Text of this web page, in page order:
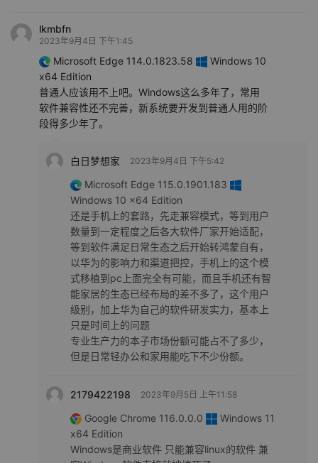
lkmbfn
2023年9月4日 下午1:45
Microsoft Edge 114.0.1823.58
Windows 10
x64 Edition
普通人应该用不上吧。Windows这么多年了，常用
软件兼容性还不完善，新系统要开发到普通人用的阶
段得多少年了。
白日梦想家 2023年9月4日 下午5:42
Microsoft Edge 115.0.1901.183
Windows 10 x64 Edition
还是手机上的套路，先走兼容模式，等到用户
数量到一定程度之后各大软件厂家开始适配，
等到软件满足日常生态之后开始转鸿蒙自有，
以华为的影响力和渠道把控，手机上的这个模
式移植到pc上面完全有可能，而且手机还有智
能家居的生态已经布局的差不多了，这个用户
级别，加上华为自己的软件研发实力，基本上
只是时间上的问题
专业生产力的本子市场份额可能占不了多少，
但是日常轻办公和家用能吃下不少份额。
2179422198 2023年9月5日 上午11:58
Google Chrome 116.0.0.0
Windows 11
x64 Edition
Windows是商业软件 只能兼容linux的软件 兼